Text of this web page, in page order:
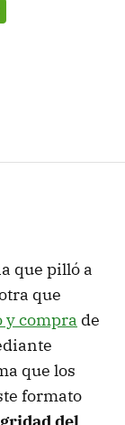
que pilló a
que
y compra de
que los
formato
del